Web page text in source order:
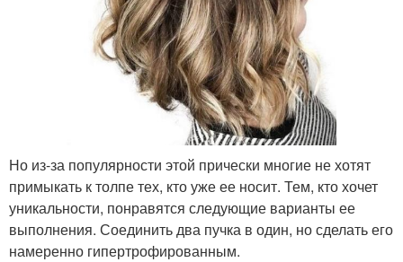
Но из-за популярности этой прически многие не хотят
примыкать к толпе тех, кто уже ее носит. Тем, кто хочет
уникальности, понравятся следующие варианты ее
выполнения. Соединить два пучка в один, но сделать его
намеренно гипертрофированным.